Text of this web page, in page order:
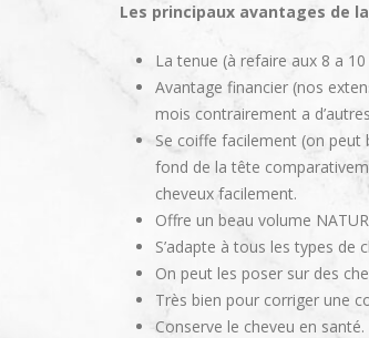
Les principaux avantages de
La tenue (à refaire aux 8 a
Avantage financier (nos
mois contrairement a
Se coiffe facilement (on
fond de la tête
cheveux facilement.
Offre un beau volume
S’adapte à tous les types de
On peut les poser sur des
Très bien pour corriger une
Conserve le cheveu en santé.